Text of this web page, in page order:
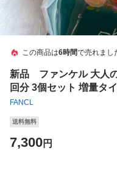
この商品は6時間で売れまし
新品 ファンケル 大人
回分 3個セット 増量タ
FANCL
送料無料
7,300円